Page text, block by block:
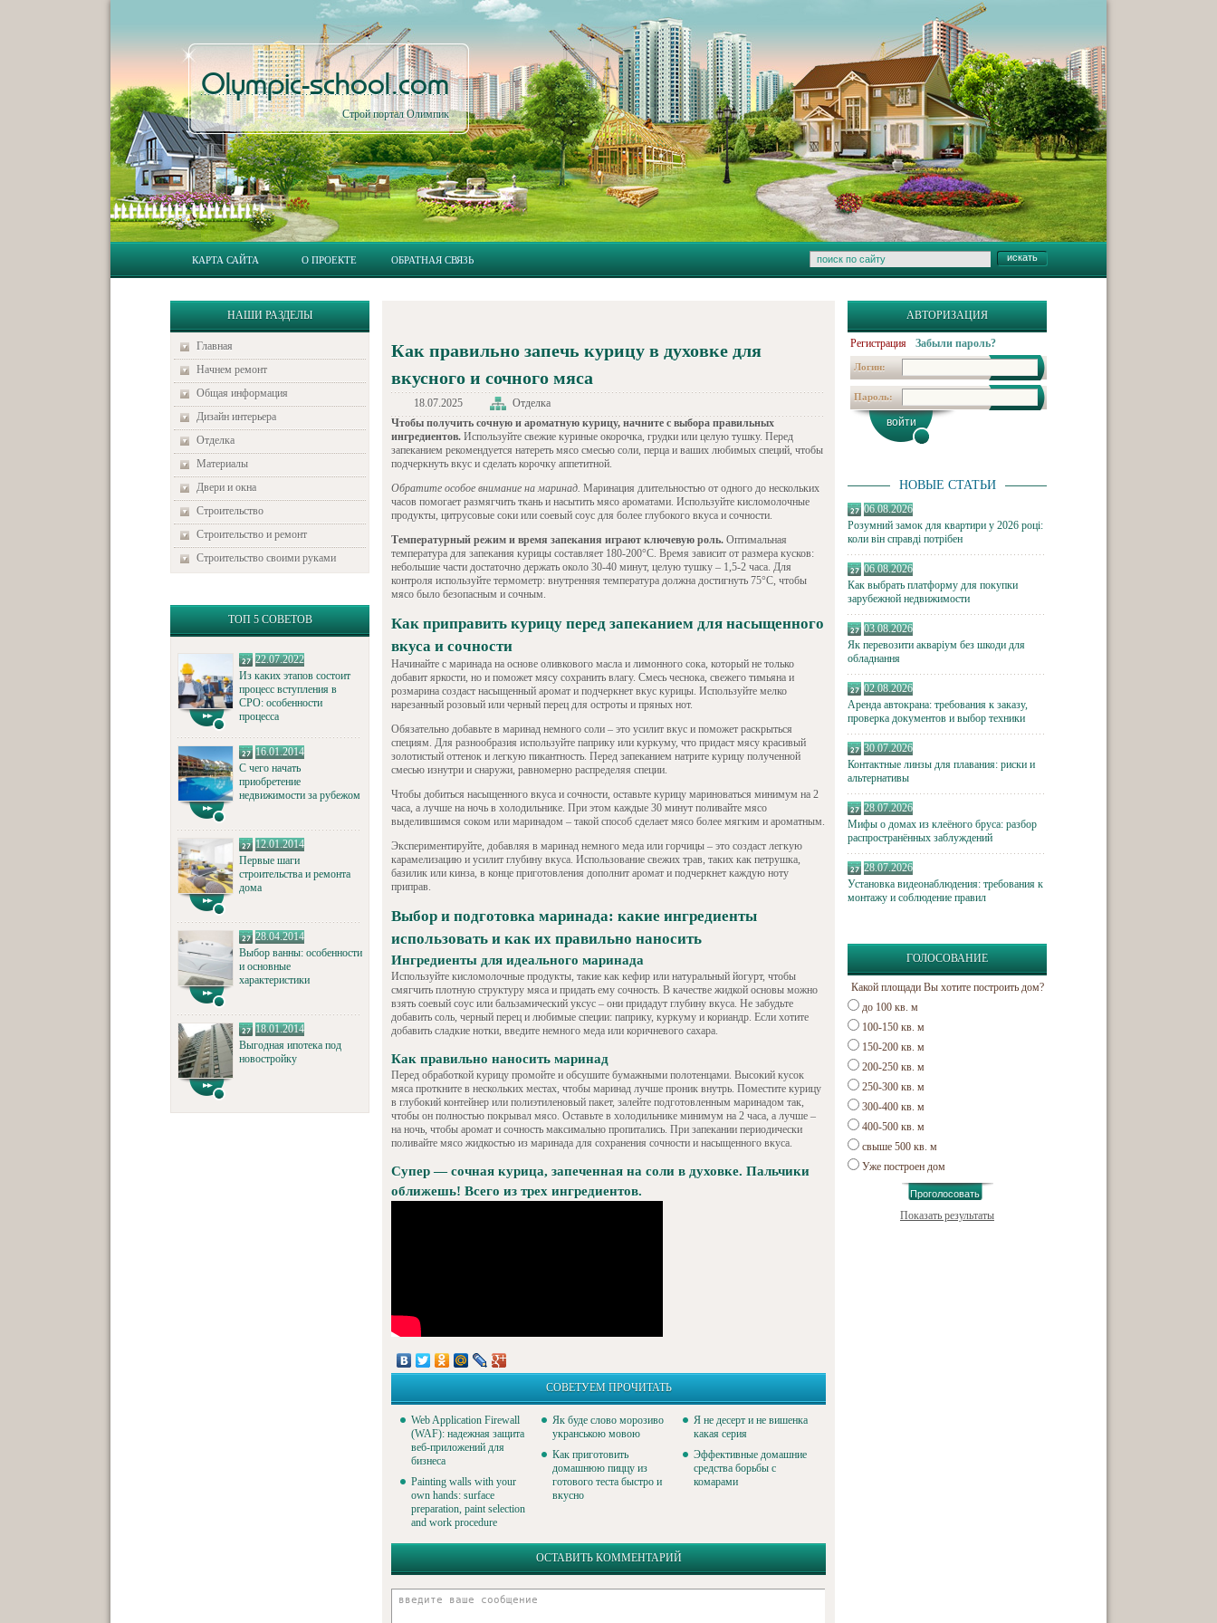
Olympic-school.com
Строй портал Олимпик
КАРТА САЙТА О ПРОЕКТЕ ОБРАТНАЯ СВЯЗЬ
НАШИ РАЗДЕЛЫ
Главная
Начнем ремонт
Общая информация
Дизайн интерьера
Отделка
Материалы
Двери и окна
Строительство
Строительство и ремонт
Строительство своими руками
ТОП 5 СОВЕТОВ
22.07.2022
Из каких этапов состоит
процесс вступления в
СРО: особенности
процесса
16.01.2014
С чего начать
приобретение
недвижимости за рубежом
12.01.2014
Первые шаги
строительства и ремонта
дома
28.04.2014
Выбор ванны: особенности
и основные
характеристики
18.01.2014
Выгодная ипотека под
новостройку
АВТОРИЗАЦИЯ
Регистрация Забыли пароль?
Логин:
Пароль:
НОВЫЕ СТАТЬИ
06.08.2026
Розумний замок для квартири у 2026 році:
коли він справді потрібен
06.08.2026
Как выбрать платформу для покупки
зарубежной недвижимости
03.08.2026
Як перевозити акваріум без шкоди для
обладнання
02.08.2026
Аренда автокрана: требования к заказу,
проверка документов и выбор техники
30.07.2026
Контактные линзы для плавания: риски и
альтернативы
28.07.2026
Мифы о домах из клеёного бруса: разбор
распространённых заблуждений
28.07.2026
Установка видеонаблюдения: требования к
монтажу и соблюдение правил
ГОЛОСОВАНИЕ
Какой площади Вы хотите построить дом?
до 100 кв. м
100-150 кв. м
150-200 кв. м
200-250 кв. м
250-300 кв. м
300-400 кв. м
400-500 кв. м
свыше 500 кв. м
Уже построен дом
Показать результаты
Как правильно запечь курицу в духовке для
вкусного и сочного мяса
18.07.2025
Отделка
Чтобы получить сочную и ароматную курицу, начните с выбора правильных
ингредиентов. Используйте свежие куриные окорочка, грудки или целую тушку. Перед
запеканием рекомендуется натереть мясо смесью соли, перца и ваших любимых специй, чтобы
подчеркнуть вкус и сделать корочку аппетитной.
Обратите особое внимание на маринад. Маринация длительностью от одного до нескольких
часов помогает размягчить ткань и насытить мясо ароматами. Используйте кисломолочные
продукты, цитрусовые соки или соевый соус для более глубокого вкуса и сочности.
Температурный режим и время запекания играют ключевую роль. Оптимальная
температура для запекания курицы составляет 180-200°C. Время зависит от размера кусков:
небольшие части достаточно держать около 30-40 минут, целую тушку – 1,5-2 часа. Для
контроля используйте термометр: внутренняя температура должна достигнуть 75°C, чтобы
мясо было безопасным и сочным.
Как приправить курицу перед запеканием для насыщенного
вкуса и сочности
Начинайте с маринада на основе оливкового масла и лимонного сока, который не только
добавит яркости, но и поможет мясу сохранить влагу. Смесь чеснока, свежего тимьяна и
розмарина создаст насыщенный аромат и подчеркнет вкус курицы. Используйте мелко
нарезанный розовый или черный перец для остроты и пряных нот.
Обязательно добавьте в маринад немного соли – это усилит вкус и поможет раскрыться
специям. Для разнообразия используйте паприку или куркуму, что придаст мясу красивый
золотистый оттенок и легкую пикантность. Перед запеканием натрите курицу полученной
смесью изнутри и снаружи, равномерно распределяя специи.
Чтобы добиться насыщенного вкуса и сочности, оставьте курицу мариноваться минимум на 2
часа, а лучше на ночь в холодильнике. При этом каждые 30 минут поливайте мясо
выделившимся соком или маринадом – такой способ сделает мясо более мягким и ароматным.
Экспериментируйте, добавляя в маринад немного меда или горчицы – это создаст легкую
карамелизацию и усилит глубину вкуса. Использование свежих трав, таких как петрушка,
базилик или кинза, в конце приготовления дополнит аромат и подчеркнет каждую ноту
приправ.
Выбор и подготовка маринада: какие ингредиенты
использовать и как их правильно наносить
Ингредиенты для идеального маринада
Используйте кисломолочные продукты, такие как кефир или натуральный йогурт, чтобы
смягчить плотную структуру мяса и придать ему сочность. В качестве жидкой основы можно
взять соевый соус или бальзамический уксус – они придадут глубину вкуса. Не забудьте
добавить соль, черный перец и любимые специи: паприку, куркуму и кориандр. Если хотите
добавить сладкие нотки, введите немного меда или коричневого сахара.
Как правильно наносить маринад
Перед обработкой курицу промойте и обсушите бумажными полотенцами. Высокий кусок
мяса проткните в нескольких местах, чтобы маринад лучше проник внутрь. Поместите курицу
в глубокий контейнер или полиэтиленовый пакет, залейте подготовленным маринадом так,
чтобы он полностью покрывал мясо. Оставьте в холодильнике минимум на 2 часа, а лучше –
на ночь, чтобы аромат и сочность максимально пропитались. При запекании периодически
поливайте мясо жидкостью из маринада для сохранения сочности и насыщенного вкуса.
Супер — сочная курица, запеченная на соли в духовке. Пальчики
оближешь! Всего из трех ингредиентов.
СОВЕТУЕМ ПРОЧИТАТЬ
Web Application Firewall
(WAF): надежная защита
веб-приложений для
бизнеса
Painting walls with your
own hands: surface
preparation, paint selection
and work procedure
Як буде слово морозиво
укранською мовою
Как приготовить
домашнюю пиццу из
готового теста быстро и
вкусно
Я не десерт и не вишенка
какая серия
Эффективные домашние
средства борьбы с
комарами
ОСТАВИТЬ КОММЕНТАРИЙ